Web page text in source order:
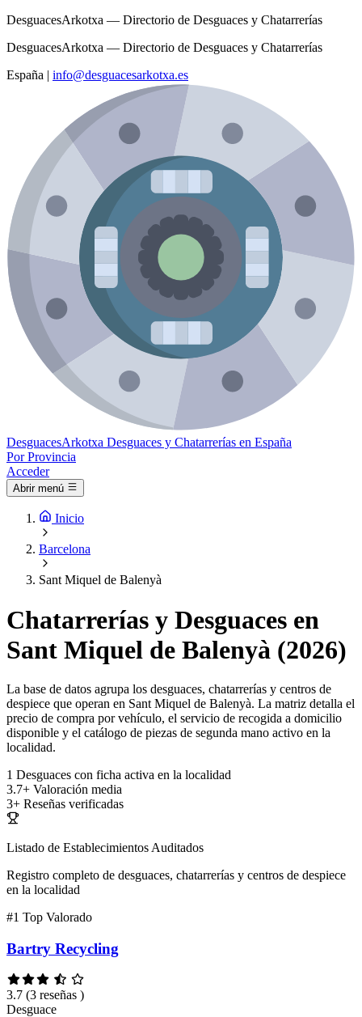
DesguacesArkotxa — Directorio de Desguaces y Chatarrerías
DesguacesArkotxa — Directorio de Desguaces y Chatarrerías
España | info@desguacesarkotxa.es
DesguacesArkotxa Desguaces y Chatarrerías en España
Por Provincia
Acceder
Abrir menú
Inicio
Barcelona
Sant Miquel de Balenyà
Chatarrerías y Desguaces en
Sant Miquel de Balenyà (2026)
La base de datos agrupa los desguaces, chatarrerías y centros de
despiece que operan en Sant Miquel de Balenyà. La matriz detalla el
precio de compra por vehículo, el servicio de recogida a domicilio
disponible y el catálogo de piezas de segunda mano activo en la
localidad.
1 Desguaces con ficha activa en la localidad
3.7+ Valoración media
3+ Reseñas verificadas
Listado de Establecimientos Auditados
Registro completo de desguaces, chatarrerías y centros de despiece
en la localidad
#1 Top Valorado
Bartry Recycling
3.7 (3 reseñas )
Desguace